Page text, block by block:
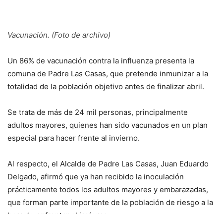
Vacunación. (Foto de archivo)
Un 86% de vacunación contra la influenza presenta la
comuna de Padre Las Casas, que pretende inmunizar a la
totalidad de la población objetivo antes de finalizar abril.
Se trata de más de 24 mil personas, principalmente
adultos mayores, quienes han sido vacunados en un plan
especial para hacer frente al invierno.
Al respecto, el Alcalde de Padre Las Casas, Juan Eduardo
Delgado, afirmó que ya han recibido la inoculación
prácticamente todos los adultos mayores y embarazadas,
que forman parte importante de la población de riesgo a la